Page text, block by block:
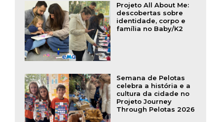
Projeto All About Me:
descobertas sobre
identidade, corpo e
família no Baby/K2
Semana de Pelotas
celebra a história e a
cultura da cidade no
Projeto Journey
Through Pelotas 2026